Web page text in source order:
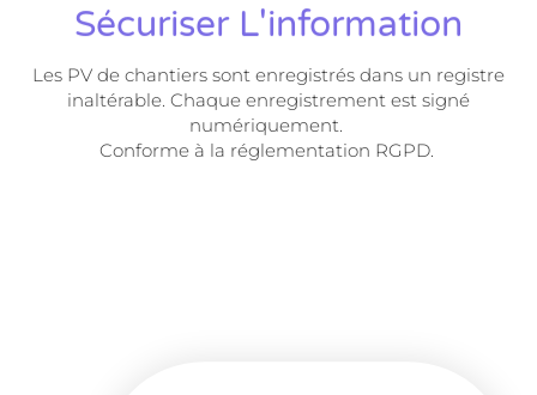
Sécuriser L'information
Les PV de chantiers sont enregistrés dans un registre
inaltérable. Chaque enregistrement est signé
numériquement.
Conforme à la réglementation RGPD.